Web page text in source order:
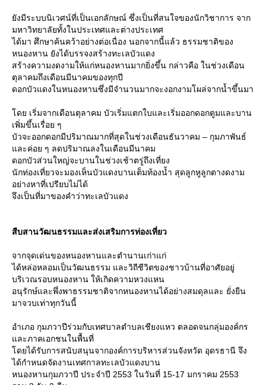
ังมีระบบนิเวศน์ที่เป็นเอกลักษณ์ ซึ่งเป็นที่สนใจของนักวิชาการ จาก
มหาวิทยาลัยทั้งในประเทศและต่างประเทศ
ได้มา ศึกษาค้นคว้าอย่างต่อเนื่อง นอกจากนี้แล้ว ธรรมชาติของ
หนองหาน ยังได้บรรจงสร้างทะเลบัวแดง
สร้างความงดงามให้แก่หนองหานมากยิ่งขึ้น กล่าวคือ ในช่วงเดือน
ตุลาคมถึงเดือนมีนาคมของทุกปี
ดอกบัวแดงในหนองหานซึ่งมีจำนวนมากจะงอกงามโผล่จากน้ำขึ้นมา
ดย เริ่มจากเดือนตุลาคม บัวเริ่มแตกใบและเริ่มออกดอกตูมและบาน
เพิ่มขึ้นเรื่อย ๆ
บัวจะออกดอกมีปริมาณมากที่สุดในช่วงเดือนธันวาคม – กุมภาพันธ์
ละค่อย ๆ ลดปริมาณลงในเดือนมีนาคม
ดอกบัวส่วนใหญ่จะบานในช่วงเช้าตรู่ถึงเที่ยง
นักท่องเที่ยวจะมองเห็นบัวแดงบานเต็มท้องน้ำ สุดลูกหูลูกตางดงาม
อย่างหาที่เปรียบไม่ได้
จึงเป็นที่มาของคำว่าทะเลบัวแดง
สืบสานวัฒนธรรมและส่งเสริมการท่องเที่ยว
จากจุดเด่นของหนองหานและตำนานเก่าแก่
ได้หล่อหลอมเป็นวัฒนธรรม และวิถีชีวิตของชาวบ้านที่อาศัยอยู่
บริเวณรอบหนองหาน ให้เกิดความหวงแหน
อนุรักษ์และพึ่งพาธรรมชาติจากหนองหานได้อย่างสมดุลและ ยั่งยืน
มาจวบเท่าทุกวันนี้
อำเภอ กุมภวาปีร่วมกับเทศบาลตำบลเชียงแหว ตลอดจนกลุ่มองค์กร
ละภาคเอกชนในพื้นที่
ดยได้รับการสนับสนุนจากองค์การบริหารส่วนจังหวัด อุดรธานี จึง
ได้กำหนดจัดงานเทศกาลทะเลบัวแดงบาน
หนองหานกุมภวาปี ประจำปี 2553 ในวันที่ 15-17 มกราคม 2553